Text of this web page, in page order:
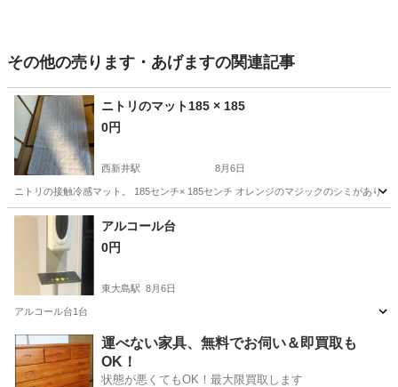
その他の売ります・あげますの関連記事
ニトリのマット185 × 185
0円
西新井駅 8月6日
ニトリの接触冷感マット。 185センチ× 185センチ オレンジのマジックのシミがあり
東京 足立区
アルコール台
0円
東大島駅 8月6日
アルコール台1台
東京 江東区 東大島駅 その他 アルコール
運べない家具、無料でお伺い＆即買取も
OK！
状態が悪くてもOK！最大限買取します